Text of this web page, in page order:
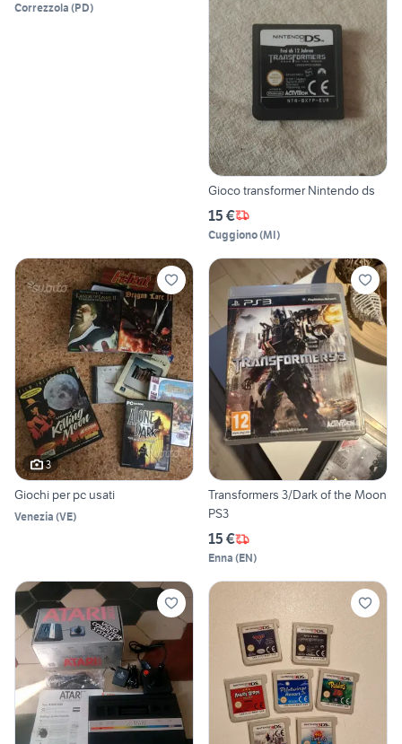
Correzzola (PD)
Gioco transformer Nintendo ds
15 €
Cuggiono(MI)
3
Giochi per pc usati
Venezia (VE)
Transformers 3/Dark of the Moon
PS3
15 €
Enna (EN)